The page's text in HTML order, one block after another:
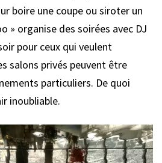
boire une coupe ou siroter un
» organise des soirées avec DJ
pour ceux qui veulent
salons privés peuvent être
particuliers. De quoi
inoubliable.